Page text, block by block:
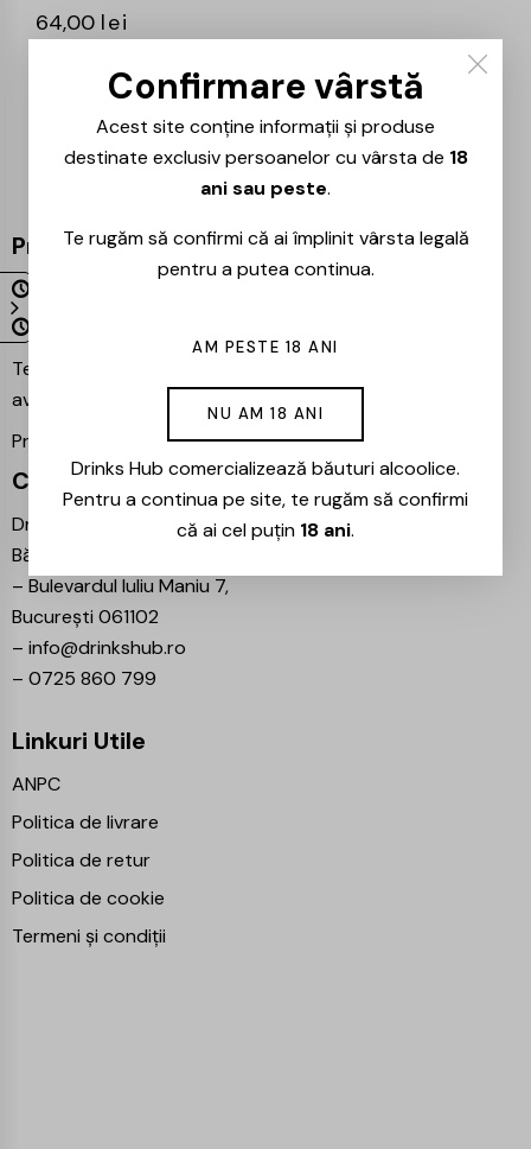
64,00 lei
Program
Te așteptăm și în magazinul nostru din București –
avem mereu reduceri speciale la băuturile preferate!
Proiecte partenere:Ezotera
Contact
Drinks Hub – Magazin de
Băuturi
– Bulevardul Iuliu Maniu 7,
București 061102
– info@drinkshub.ro
– 0725 860 799
Linkuri Utile
ANPC
Politica de livrare
Politica de retur
Politica de cookie
Termeni și condiții
Confirmare vârstă
Acest site conține informații și produse
destinate exclusiv persoanelor cu vârsta de 18
ani sau peste.
Te rugăm să confirmi că ai împlinit vârsta legală
pentru a putea continua.
AM PESTE 18 ANI
NU AM 18 ANI
Drinks Hub comercializează băuturi alcoolice.
Pentru a continua pe site, te rugăm să confirmi
că ai cel puțin 18 ani.